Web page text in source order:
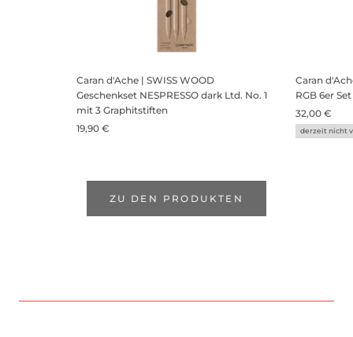
Caran d'Ache | SWISS WOOD
Geschenkset NESPRESSO dark Ltd. No. 1
mit 3 Graphitstiften
19,90 €
Caran
RGB 6er Set
32,00 €
derzeit nicht
ZU DEN PRODUKTEN